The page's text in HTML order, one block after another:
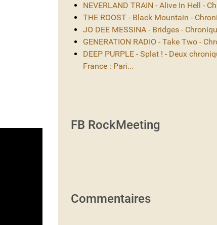
NEVERLAND TRAIN - Alive In Hell -
THE ROOST - Black Mountain -
JO DEE MESSINA - Bridges -
GENERATION RADIO - Take Two -
DEEP PURPLE - Splat ! - Deux
France : Pari...
FB RockMeeting
Commentaires